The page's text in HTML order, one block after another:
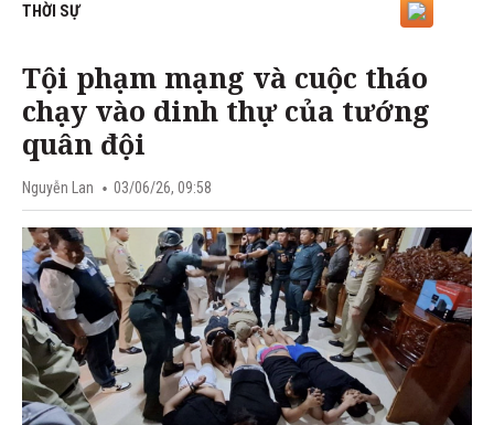
THỜI SỰ
Tội phạm mạng và cuộc tháo
chạy vào dinh thự của tướng
quân đội
Nguyễn Lan 03/06/26, 09:58